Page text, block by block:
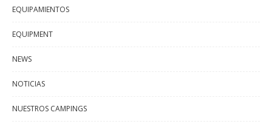
EQUIPAMIENTOS
EQUIPMENT
NEWS
NOTICIAS
NUESTROS CAMPINGS